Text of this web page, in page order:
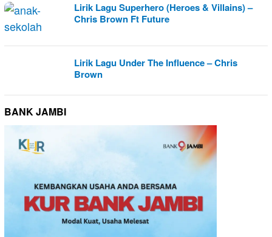
Lirik Lagu Superhero (Heroes & Villains) –
Chris Brown Ft Future
Lirik Lagu Under The Influence – Chris
Brown
BANK JAMBI